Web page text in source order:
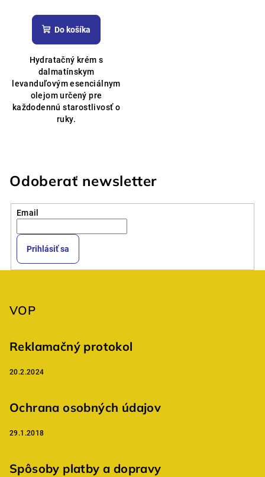
hodnotenie
produktu
z
5
hviezdičiek.
Do košíka
Hydratačný krém s
dalmatínskym
levanduľovým esenciálnym
olejom určený pre
každodennú starostlivosť o
ruky.
Odoberať newsletter
Email
Prihlásiť sa
VOP
Reklamačný protokol
20.2.2024
Ochrana osobných údajov
29.1.2018
Spôsoby platby a dopravy